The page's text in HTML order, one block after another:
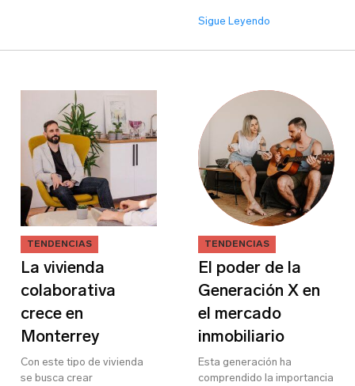
nuestra calidad de vida a
Sigue Leyendo
TENDENCIAS
La vivienda
colaborativa
crece en
Monterrey
Con este tipo de vivienda
se busca crear
TENDENCIAS
El poder de la
Generación X en
el mercado
inmobiliario
Esta generación ha
comprendido la importancia